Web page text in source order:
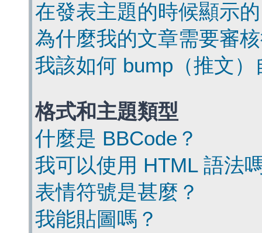
在發表主題的時候顯示
為什麼我的文章需要審
我該如何 bump（推文
格式和主題類型
什麼是 BBCode？
我可以使用 HTML 語法
表情符號是甚麼？
我能貼圖嗎？